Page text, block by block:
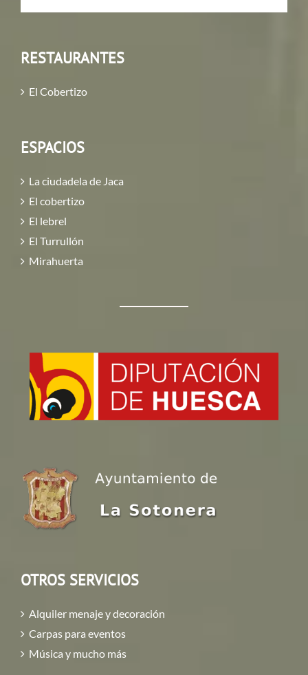
RESTAURANTES
El Cobertizo
ESPACIOS
La ciudadela de Jaca
El cobertizo
El lebrel
El Turrullón
Mirahuerta
OTROS SERVICIOS
Alquiler menaje y decoración
Carpas para eventos
Música y mucho más